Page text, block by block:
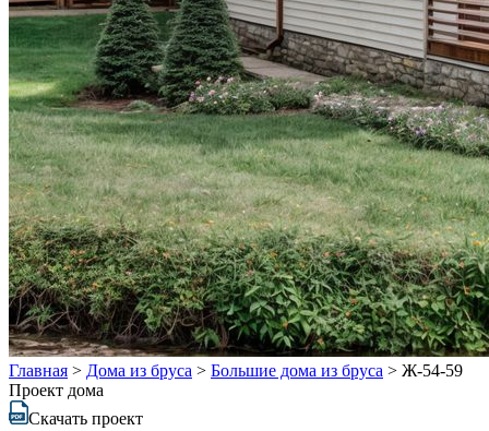
Главная > Дома из бруса > Большие дома из бруса > Ж-54-59
Проект дома
Скачать проект